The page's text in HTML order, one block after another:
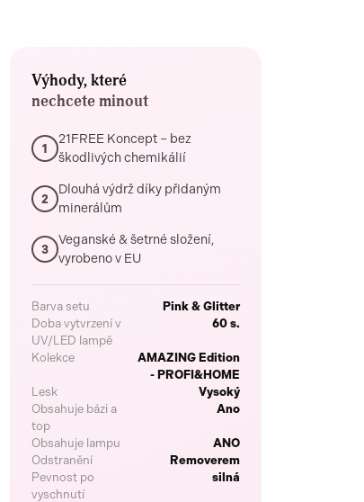
Výhody, které
nechcete minout
1
21FREE Koncept – bez
škodlivých chemikálií
2
Dlouhá výdrž díky přidaným
minerálům
3
Veganské & šetrné složení,
vyrobeno v EU
Barva setu
Pink & Glitter
Doba vytvrzení v
UV/LED lampě
60 s.
Kolekce
AMAZING Edition
- PROFI&HOME
Lesk
Vysoký
Obsahuje bázi a
top
Ano
Obsahuje lampu
ANO
Odstranění
Removerem
Pevnost po
vyschnutí
silná